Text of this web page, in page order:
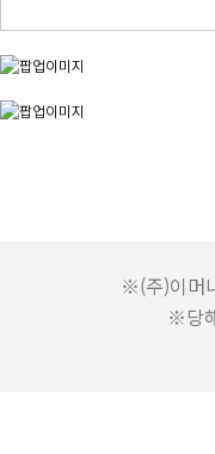
※(주)이머
※당